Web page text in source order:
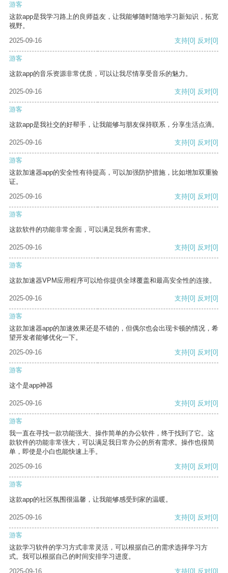
游客
这款app是我学习路上的良师益友，让我能够随时随地学习新知识，拓宽
视野。
2025-09-16
支持[0] 反对[0]
游客
这款app的音乐资源非常优质，可以让我尽情享受音乐的魅力。
2025-09-16 支持[0] 反对[0]
游客
这款app是我社交的好帮手，让我能够与朋友保持联系，分享生活点滴。
2025-09-16 支持[0] 反对[0]
游客
这款加速器app的安全性有待提高，可以加强防护措施，比如增加双重验
证。
2025-09-16
支持[0] 反对[0]
游客
这款软件的功能非常全面，可以满足我所有需求。
2025-09-16 支持[0] 反对[0]
游客
这款加速器VPM应用程序可以给你提供全球覆盖和最高安全性的连接。
2025-09-16 支持[0] 反对[0]
游客
这款加速器app的加速效果还是不错的，但偶尔也会出现卡顿的情况，希
望开发者能够优化一下。
2025-09-16
支持[0] 反对[0]
游客
这个是app神器
2025-09-16 支持[0] 反对[0]
游客
我一直在寻找一款功能强大、操作简单的办公软件，终于找到了它。这
款软件的功能非常强大，可以满足我日常办公的所有需求。操作也很简
单，即使是小白也能快速上手。
2025-09-16
支持[0] 反对[0]
游客
这款app的社区氛围很温馨，让我能够感受到家的温暖。
2025-09-16 支持[0] 反对[0]
游客
这款学习软件的学习方式非常灵活，可以根据自己的需求选择学习方
式。我可以根据自己的时间安排学习进度。
2025-09-16
支持[0] 反对[0]